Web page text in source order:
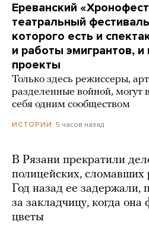
Ереванский
театральный
которого есть и
и работы эмигрантов, и
проекты
Только здесь режиссеры,
разделенные войной, могут
себя одним сообществом
ИСТОРИИ 5 часов назад
В Рязани прекратили
полицейских, сломавших
Год назад ее задержали,
за закладчицу, когда
цветы